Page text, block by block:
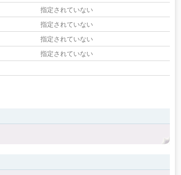
指定されていない
指定されていない
指定されていない
指定されていない